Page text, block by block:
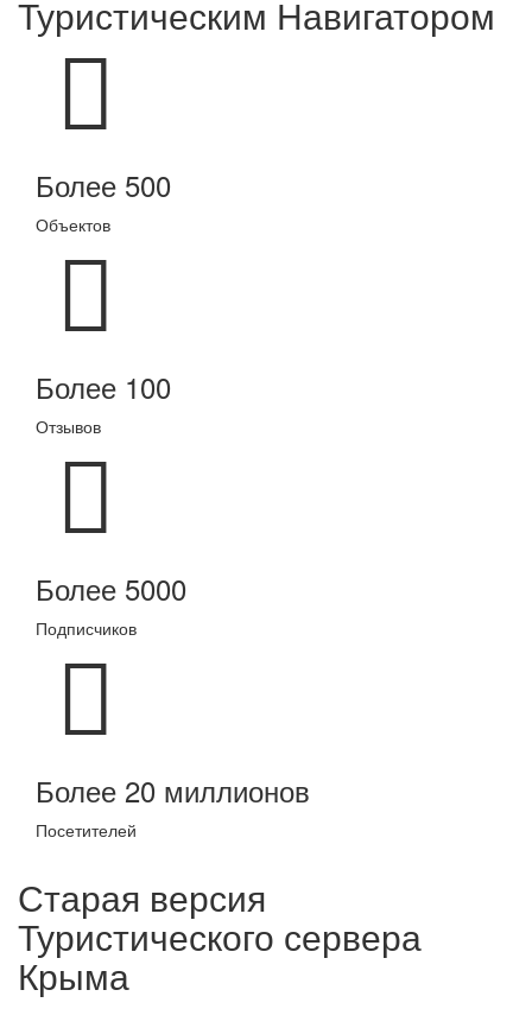
Туристическим Навигатором
Более 500
Объектов
Более 100
Отзывов
Более 5000
Подписчиков
Более 20 миллионов
Посетителей
Старая версия
Туристического сервера
Крыма